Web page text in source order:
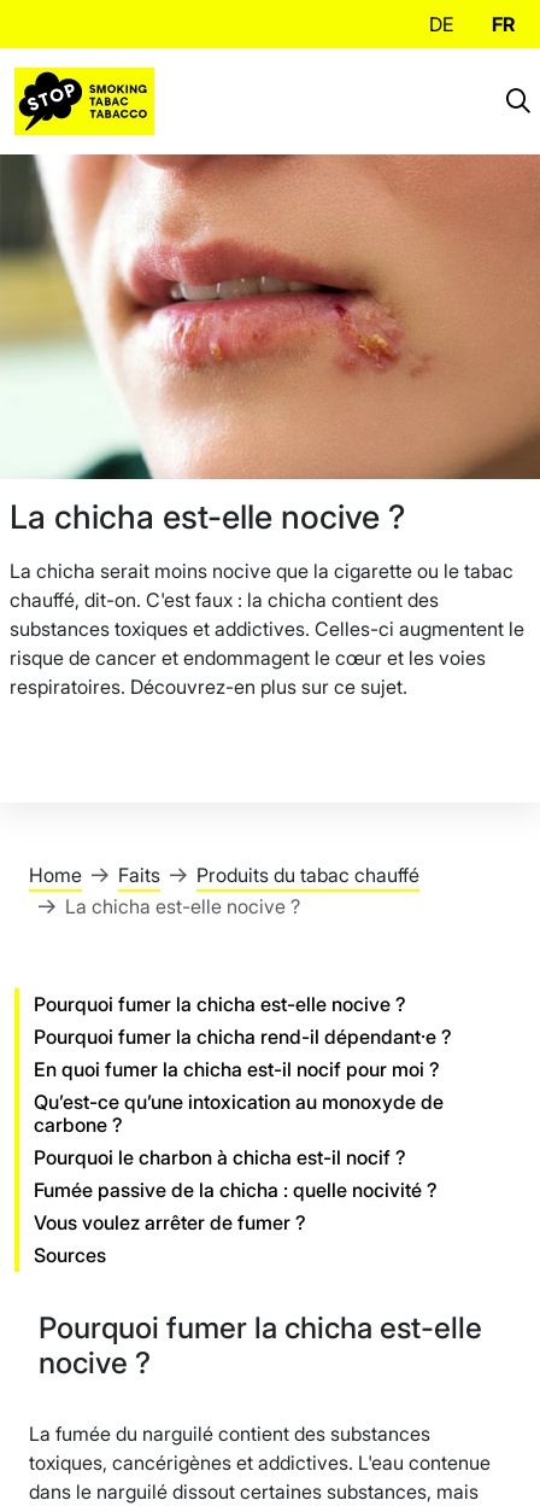
DE FR
La chicha est-elle nocive ?
La chicha serait moins nocive que la cigarette ou le tabac
chauffé, dit-on. C'est faux : la chicha contient des
substances toxiques et addictives. Celles-ci augmentent le
risque de cancer et endommagent le cœur et les voies
respiratoires. Découvrez-en plus sur ce sujet.
Home Faits
Produits du tabac chauffé
La chicha est-elle nocive ?
Pourquoi fumer la chicha est-elle nocive ?
Pourquoi fumer la chicha rend-il dépendant·e ?
En quoi fumer la chicha est-il nocif pour moi ?
Qu’est-ce qu’une intoxication au monoxyde de
carbone ?
Pourquoi le charbon à chicha est-il nocif ?
Fumée passive de la chicha : quelle nocivité ?
Vous voulez arrêter de fumer ?
Sources
Pourquoi fumer la chicha est-elle
nocive ?
La fumée du narguilé contient des substances
toxiques, cancérigènes et addictives. L'eau contenue
dans le narguilé dissout certaines substances, mais